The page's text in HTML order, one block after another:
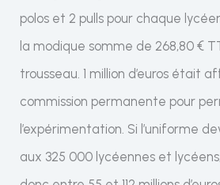
polos et 2 pulls pour chaque
la modique somme de 268,80 €
trousseau. 1 million d’euros était
commission permanente pour
l’expérimentation. Si l’uniforme
aux 325 000 lycéennes et